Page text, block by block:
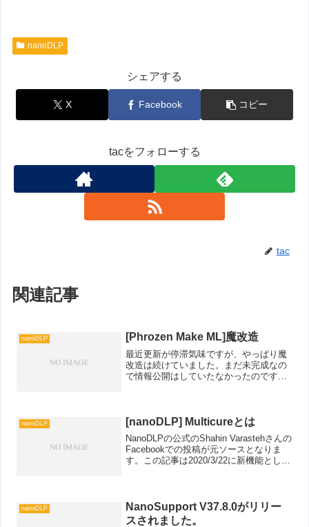
nanoDLP
シェアする
X Facebook コピー
tacをフォローする
tac
関連記事
nanoDLP [Phrozen Make ML]魔改造
最近更新が停滞気味ですが、やっぱり魔
改造は続けていました。まだ未完成なの
で情報公開はしていたなかったのです
よく交流...
nanoDLP [nanoDLP] Multicureとは
NanoDLPの公式のShahin Varastehさんの
Facebookでの投稿が元ソースとなりま
す。この記事は2020/3/22に新機能として
nanoDLP
NanoSupport V37.8.0がリリー
スされました。